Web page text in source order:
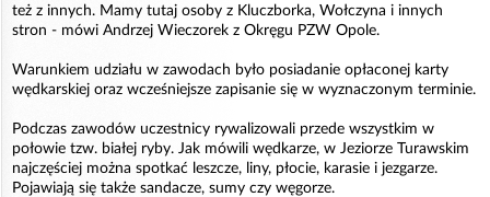
też z innych. Mamy tutaj osoby z Kluczborka, Wołczyna i innych
stron - mówi Andrzej Wieczorek z Okręgu PZW Opole.
Warunkiem udziału w zawodach było posiadanie opłaconej karty
wędkarskiej oraz wcześniejsze zapisanie się w wyznaczonym terminie.
Podczas zawodów uczestnicy rywalizowali przede wszystkim w
połowie tzw. białej ryby. Jak mówili wędkarze, w Jeziorze Turawskim
najczęściej można spotkać leszcze, liny, płocie, karasie i jezgarze.
Pojawiają się także sandacze, sumy czy węgorze.